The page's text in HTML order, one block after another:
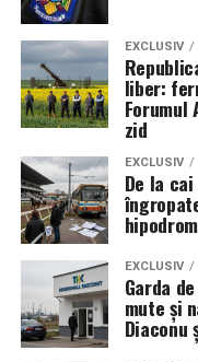
EXCLUSIV
liber:
Forumul
zid
EXCLUSIV
De la
EXCLUSIV
Garda
mute și
Diaconu